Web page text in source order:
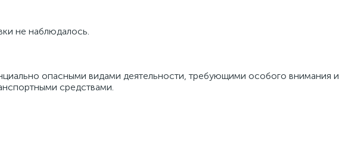
не наблюдалось.
опасными видами деятельности, требующими особого внимания и
средствами.